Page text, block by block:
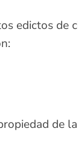
edictos de
de